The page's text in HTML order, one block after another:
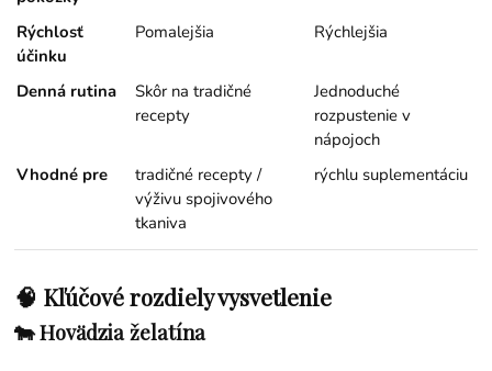
Rýchlosť
účinku
Pomalejšia Rýchlejšia
Denná rutina
Skôr na tradičné
recepty
Jednoduché
rozpustenie v
nápojoch
Vhodné pre
tradičné recepty /
výživu spojivového
tkaniva
rýchlu suplementáciu
🧠 Kľúčové rozdiely vysvetlenie
🐄 Hovädzia želatína